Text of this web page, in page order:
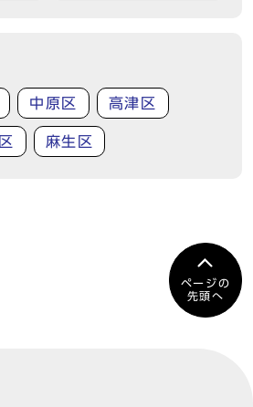
中原区 高津区
麻生区
ページの
先頭へ